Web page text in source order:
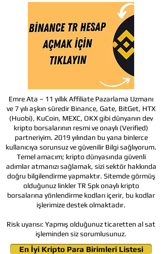
En İyi Kripto Para Birimleri Listesi
Emre Ata – 11 yıllık Affiliate Pazarlama Uzmanı
ve 7 yılı aşkın süredir Binance, Gate, BitGet, HTX
(Huobi), KuCoin, MEXC, OKX gibi dünyanın dev
kripto borsalarının resmi ve onaylı (Verified)
partneriyim. 2019 yılından bu yana binlerce
kullanıcıya sorunsuz ve güvenilir Bilgi sağlıyorum.
Temel amacım; kripto dünyasında güvenli
adımlar atmanızı sağlamak, sizi sektör hakkında
doğru bilgilendirme yapmaktır. Sitemde görmüş
olduğunuz linkler TR Spk onaylı kripto
borsalarına yönlendirme kodları içerir, bu kodlar
işlerimize destek olmaktadır.
Risk uyarısı: Yapmış olduğunuz ticaretten al sat
işleminden siz sorumlusunuz.